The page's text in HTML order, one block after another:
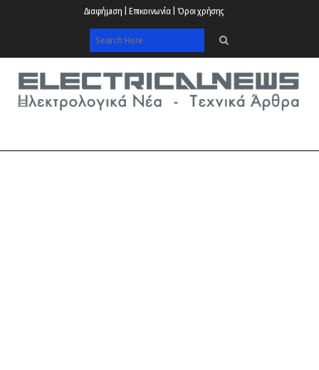
Διαφήμιση | Επικοινωνία | Όροι χρήσης